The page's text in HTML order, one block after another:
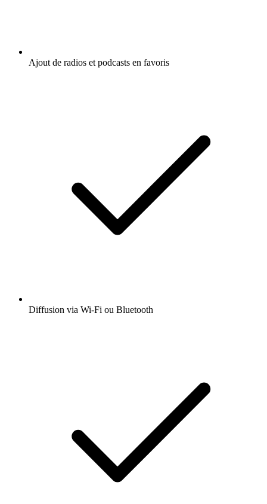
Ajout de radios et podcasts en favoris
Diffusion via Wi-Fi ou Bluetooth